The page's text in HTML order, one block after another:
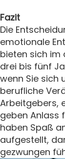
Fazit
Die
emotionale
bieten sich im
drei bis fünf
wenn Sie sich
berufliche
Arbeitgebers,
geben Anlass
haben Spaß
aufgestellt,
gezwungen